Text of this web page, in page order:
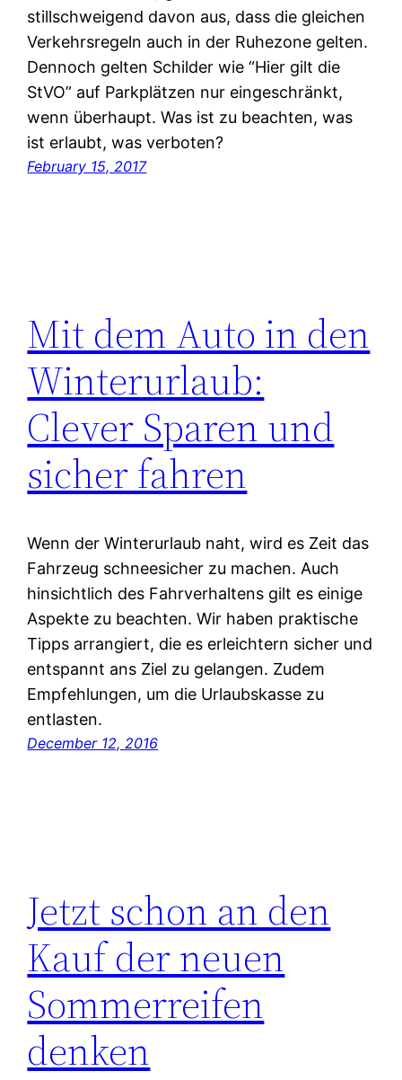
stillschweigend davon aus, dass die gleichen
Verkehrsregeln auch in der Ruhezone gelten.
Dennoch gelten Schilder wie “Hier gilt die
StVO” auf Parkplätzen nur eingeschränkt,
wenn überhaupt. Was ist zu beachten, was
ist erlaubt, was verboten?
February 15, 2017
Mit dem Auto in den
Winterurlaub:
Clever Sparen und
sicher fahren
Wenn der Winterurlaub naht, wird es Zeit das
Fahrzeug schneesicher zu machen. Auch
hinsichtlich des Fahrverhaltens gilt es einige
Aspekte zu beachten. Wir haben praktische
Tipps arrangiert, die es erleichtern sicher und
entspannt ans Ziel zu gelangen. Zudem
Empfehlungen, um die Urlaubskasse zu
entlasten.
December 12, 2016
Jetzt schon an den
Kauf der neuen
Sommerreifen
denken